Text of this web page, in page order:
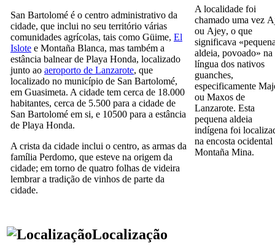
San Bartolomé é o centro administrativo da
cidade, que inclui no seu território várias
comunidades agrícolas, tais como Güime, El
Islote e Montaña Blanca, mas também a
estância balnear de Playa Honda, localizado
junto ao aeroporto de Lanzarote, que
localizado no município de San Bartolomé,
em Guasimeta. A cidade tem cerca de 18.000
habitantes, cerca de 5.500 para a cidade de
San Bartolomé em si, e 10500 para a estância
de Playa Honda.
A crista da cidade inclui o centro, as armas da
família Perdomo, que esteve na origem da
cidade; em torno de quatro folhas de videira
lembrar a tradição de vinhos de parte da
cidade.
A localidade foi
chamado uma vez
ou Ajey, o que
significava
aldeia, povoado» na
língua dos nativos
guanches,
especificamente
ou Maxos de
Lanzarote. Esta
pequena aldeia
indígena foi
na encosta ocidental
Montaña Mina.
Localização